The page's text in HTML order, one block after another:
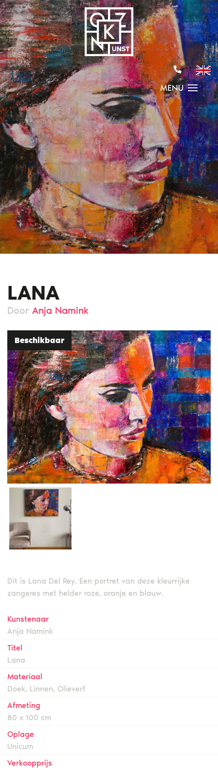
LANA
Door Anja Namink
Beschikbaar
Dit is Lana Del Rey. Een portret van deze kleurrijke
zangeres met helder roze, oranje en blauw.
Kunstenaar
Anja Namink
Titel
Lana
Materiaal
Doek, Linnen, Olieverf
Afmeting
80 x 100 cm
Oplage
Unicum
Verkoopprijs